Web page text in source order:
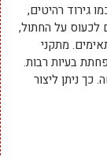
גירוד רהיטים,
לכעוס על החתול,
מתקני
בעיות רבות.
כך ניתן ליצור